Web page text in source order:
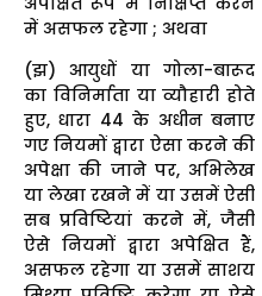
में असफल रहेगा ; अथवा
(झ) आयुधों या गोला-बारूद
का विनिर्माता या व्यौहारी होते
हुए, धारा 44 के अधीन बनाए
गए नियमों द्वारा ऐसा करने की
अपेक्षा की जाने पर, अभिलेख
या लेखा रखने में या उसमें ऐसी
सब प्रविष्टियां करने में, जैसी
ऐसे नियमों द्वारा अपेक्षित हैं,
असफल रहेगा या उसमें साशय